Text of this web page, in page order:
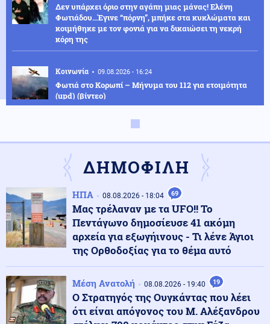
Δεν υπάρχει όριο στην αγάπη μιας μάνας! Ελένη
Φωτιάδου...Έγινε “πόρνη”, μπήκε στα κυκλώματα και
κοιμήθηκε με τον φονιά για να δικαιώσει τη νεκρή
κόρη της
Κοινωνία 09.08.2026 - 16:24
Φωτιά στο Κορωπί – Μήνυμα του 112 για ετοιμότητα
(upd) (βίντεο)
τερματίσει τον πόλεμο στο Ιράν
Βαλκάνια 09.08.2026 - 16:11
Ωρολογιακή βόμβα τα Βαλκάνια! Η “σκιά” του Τραμπ, η
ρωσική σφήνα και το φάσμα μιας νέας ανάφλεξης στη
Βοσνία
Κοινωνία 09.08.2026 - 16:08
Χαλκιδική: Απαγόρευση κυκλοφορίας σε δασικές
περιοχές λόγω υψηλού κινδύνου πυρκαγιάς
ΔΗΜΟΦΙΛΗ
ΗΠΑ 08.08.2026 - 18:04 69
Μας τρέλαναν με τα UFO!! Το
Πεντάγωνο δημοσίευσε 41 ακόμη
αρχεία για εξωγήινους - Τι λένε Άγιοι
της Ορθοδοξίας για το θέμα αυτό
Μέση Ανατολή 08.08.2026 - 19:40 19
Ο Στρατηγός της Ουγκάντας που λέει
ότι είναι απόγονος του Μ. Αλέξανδρου